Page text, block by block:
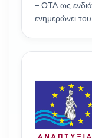
– ΟΤΑ ως
ενημερώνει